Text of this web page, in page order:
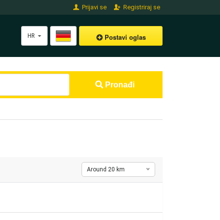
Prijavi se Registriraj se
HR Postavi oglas
Pronađi
Around 20 km